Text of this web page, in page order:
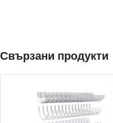
Свързани продукти